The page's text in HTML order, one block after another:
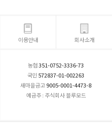
이용안내 회사소개
농협351-0752-3336-73
국민 572837-01-002263
새마을금고9005-0001-4473-8
예금주 : 주식회사 블루모드